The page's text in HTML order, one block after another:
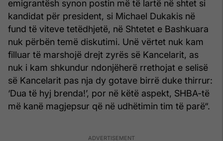
emigrantësh synon postin më të lartë në shtet si
kandidat për president, si Michael Dukakis në
fund të viteve tetëdhjetë, në Shtetet e Bashkuara
nuk përbën temë diskutimi. Unë vërtet nuk kam
filluar të marshojë drejt zyrës së Kancelarit, as
nuk i kam shkundur ndonjëherë rrethojat e selisë
së Kancelarit pas nja dy gotave birrë duke thirrur:
‘Dua të hyj brenda!’, por në këtë aspekt, SHBA-të
më kanë magjepsur që në udhëtimin tim të parë“.